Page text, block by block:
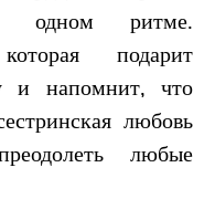
одном ритме.
подарит
и напомнит, что
любовь
любые